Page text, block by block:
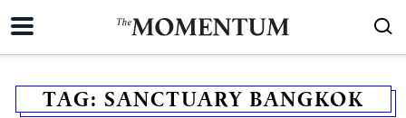
TAG: SANCTUARY BANGKOK